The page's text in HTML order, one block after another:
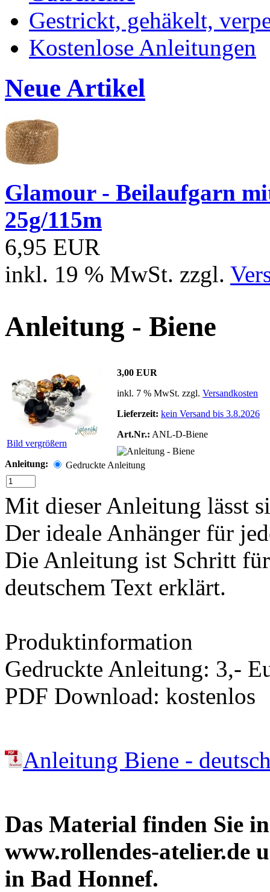
Gestrickt, gehäkelt,
Kostenlose Anleitungen
Neue Artikel
Glamour - Beilaufgarn
25g/115m
6,95 EUR
inkl. 19 % MwSt. zzgl.
Anleitung - Biene
Bild vergrößern
3,00 EUR
inkl. 7 % MwSt. zzgl. Versandkosten
Lieferzeit: kein Versand bis 3.8.2026
Art.Nr.: ANL-D-Biene
Anleitung: Gedruckte Anleitung
Mit dieser Anleitung lässt
Der ideale Anhänger für
Die Anleitung ist Schritt
deutschem Text erklärt.
Produktinformation
Gedruckte Anleitung: 3,-
PDF Download: kostenlos
Anleitung Biene -
Das Material finden Sie
www.rollendes-atelier.de
in Bad Honnef.